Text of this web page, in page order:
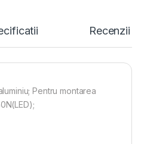
Recenzii
Pentru montarea